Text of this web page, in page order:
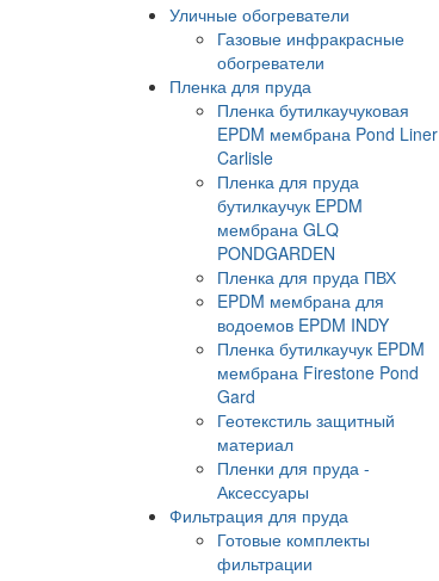
Уличные обогреватели
Газовые инфракрасные
обогреватели
Пленка для пруда
Пленка бутилкаучуковая
EPDM мембрана Pond Liner
Carlisle
Пленка для пруда
бутилкаучук EPDM
мембрана GLQ
PONDGARDEN
Пленка для пруда ПВХ
EPDM мембрана для
водоемов EPDM INDY
Пленка бутилкаучук EPDM
мембрана Firestone Pond
Gard
Геотекстиль защитный
материал
Пленки для пруда -
Аксессуары
Фильтрация для пруда
Готовые комплекты
фильтрации